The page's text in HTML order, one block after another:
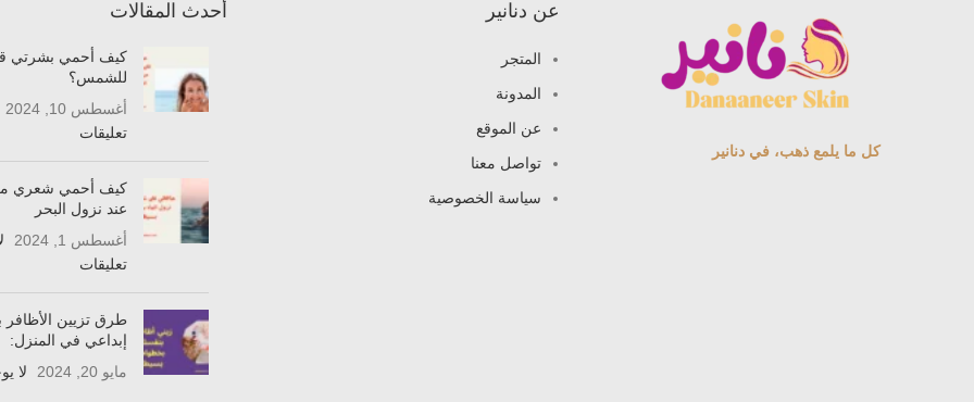
كل ما يلمع ذهب، في دنانير
عن دنانير
المتجر
المدونة
عن الموقع
تواصل معنا
سياسة الخصوصية
أحدث المقالات
كيف أحمي بشرتي
للشمس؟
أغسطس 10, 2024
تعليقات
كيف أحمي شعري
عند نزول البحر
أغسطس 1, 2024
تعليقات
طرق تزيين
إبداعي في المنزل:
مايو 20, 2024
لا